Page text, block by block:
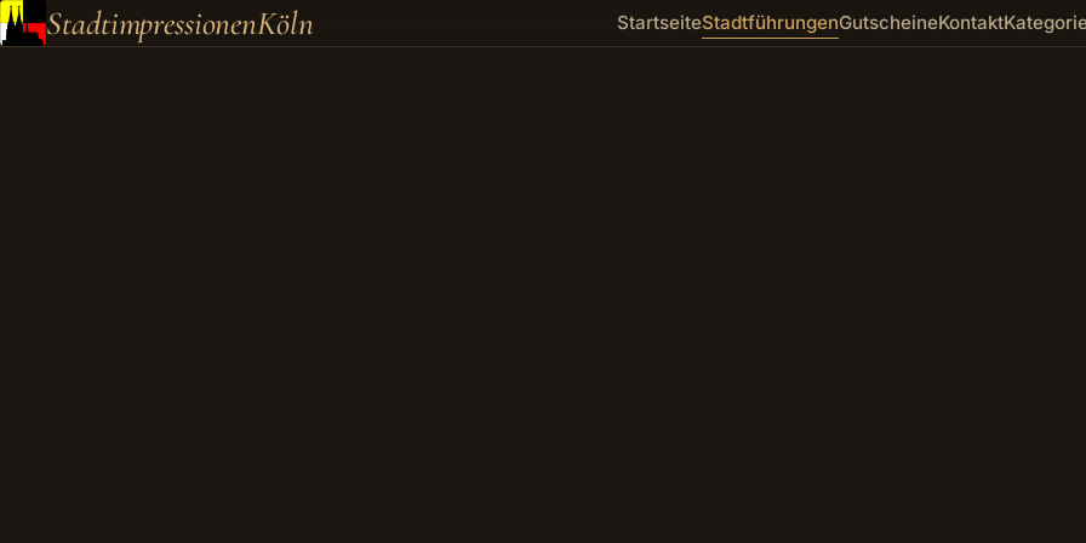
StadtimpressionenKöln StartseiteStadtführungenGutscheineKontakt